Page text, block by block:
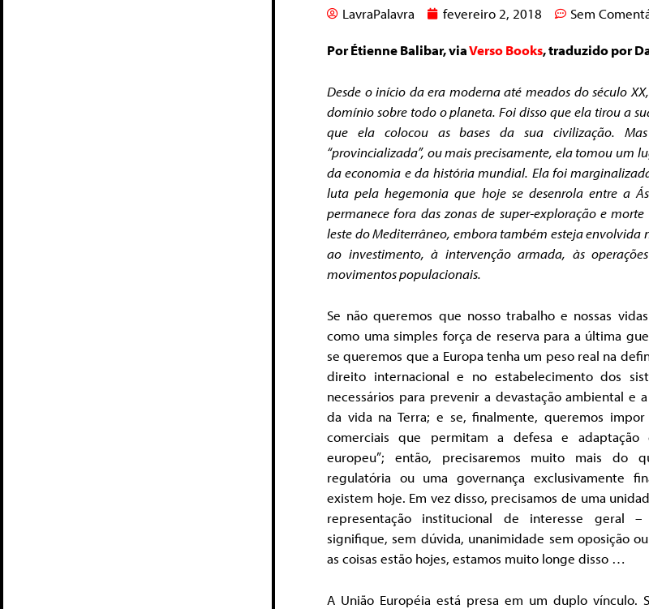
LavraPalavra fevereiro 2, 2018 Sem
Por Étienne Balibar, viaVerso Books, traduzido por
Desde o início da era moderna até meados do século
domínio sobre todo o planeta. Foi disso que ela tirou a
que ela colocou as bases da sua civilização.
“provincializada”, ou mais precisamente, ela tomou um
da economia e da história mundial. Ela foi
luta pela hegemonia que hoje se desenrola entre a
permanece fora das zonas de super-exploração e
leste do Mediterrâneo, embora também esteja envolvida
ao investimento, à intervenção armada, às
movimentos populacionais.
Se não queremos que nosso trabalho e nossas
como uma simples força de reserva para a última
se queremos que a Europa tenha um peso real na
direito internacional e no estabelecimento dos
necessários para prevenir a devastação ambiental e
da vida na Terra; e se, finalmente, queremos impor
comerciais que permitam a defesa e adaptação
europeu”; então, precisaremos muito mais do
regulatória ou uma governança exclusivamente
existem hoje. Em vez disso, precisamos de uma
representação institucional de interesse geral
signifique, sem dúvida, unanimidade sem oposição
as coisas estão hojes, estamos muito longe disso …
A União Européia está presa em um duplo vínculo.